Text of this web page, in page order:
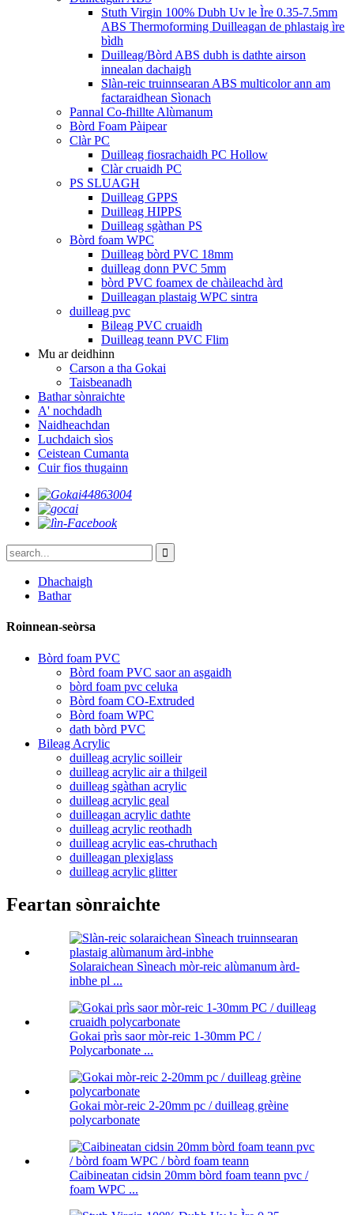
Stuth Virgin 100% Dubh Uv le Ìre 0.35-7.5mm
ABS Thermoforming Duilleagan de phlastaig ìre
bìdh
Duilleag/Bòrd ABS dubh is dathte airson
innealan dachaigh
Slàn-reic truinnsearan ABS multicolor ann am
factaraidhean Sìonach
Pannal Co-fhillte Alùmanum
Bòrd Foam Pàipear
Clàr PC
Duilleag fiosrachaidh PC Hollow
Clàr cruaidh PC
PS SLUAGH
Duilleag GPPS
Duilleag HIPPS
Duilleag sgàthan PS
Bòrd foam WPC
Duilleag bòrd PVC 18mm
duilleag donn PVC 5mm
bòrd PVC foamex de chàileachd àrd
Duilleagan plastaig WPC sintra
duilleag pvc
Bileag PVC cruaidh
Duilleag teann PVC Flim
Mu ar deidhinn
Carson a tha Gokai
Taisbeanadh
Bathar sònraichte
A' nochdadh
Naidheachdan
Luchdaich sìos
Ceistean Cumanta
Cuir fios thugainn
Dhachaigh
Bathar
Roinnean-seòrsa
Bòrd foam PVC
Bòrd foam PVC saor an asgaidh
bòrd foam pvc celuka
Bòrd foam CO-Extruded
Bòrd foam WPC
dath bòrd PVC
Bileag Acrylic
duilleag acrylic soilleir
duilleag acrylic air a thilgeil
duilleag sgàthan acrylic
duilleag acrylic geal
duilleagan acrylic dathte
duilleag acrylic reothadh
duilleag acrylic eas-chruthach
duilleagan plexiglass
duilleag acrylic glitter
Feartan sònraichte
Solaraichean Sìneach mòr-reic alùmanum àrd-
inbhe pl ...
Gokai prìs saor mòr-reic 1-30mm PC /
Polycarbonate ...
Gokai mòr-reic 2-20mm pc / duilleag grèine
polycarbonate
Caibineatan cidsin 20mm bòrd foam teann pvc /
foam WPC ...